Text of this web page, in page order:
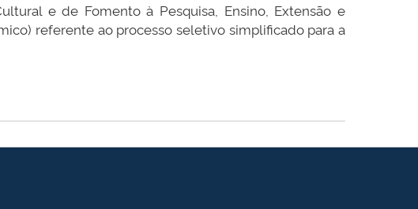
e de Fomento à Pesquisa, Ensino, Extensão e
referente ao processo seletivo simplificado para a